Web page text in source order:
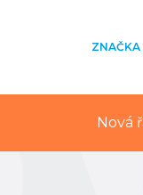
ZNAČKA
Nová